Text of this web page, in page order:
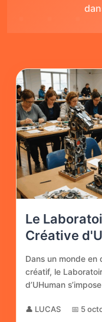
Le
Créative
Dans un monde
créatif, le
d’UHuman
👤 LUCAS 📅 5